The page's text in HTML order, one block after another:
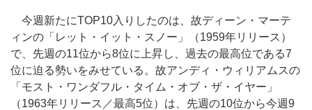
今週新たにTOP10入りしたのは、故ディーン・マーテ
ィンの「レット・イット・スノー」（1959年リリース）
で、先週の11位から8位に上昇し、過去の最高位である7
位に迫る勢いをみせている。故アンディ・ウィリアムスの
「モスト・ワンダフル・タイム・オブ・ザ・イヤー」
（1963年リリース／最高5位）は、先週の10位から今週9